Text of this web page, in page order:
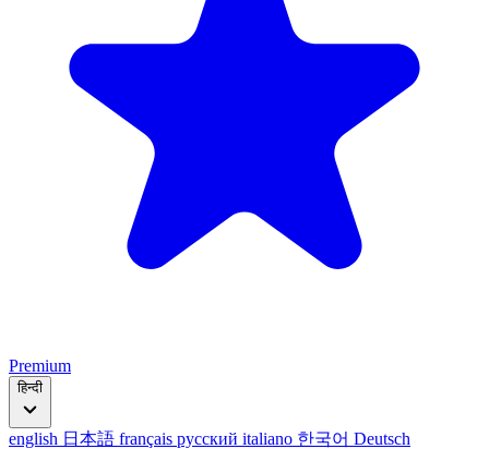
Premium
हिन्दी
english 日本語 français русский italiano 한국어 Deutsch